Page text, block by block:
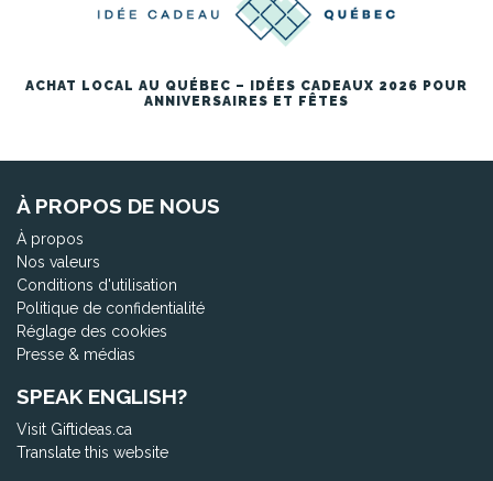
ACHAT LOCAL AU QUÉBEC – IDÉES CADEAUX 2026 POUR
ANNIVERSAIRES ET FÊTES
À PROPOS DE NOUS
À propos
Nos valeurs
Conditions d'utilisation
Politique de confidentialité
Réglage des cookies
Presse & médias
SPEAK ENGLISH?
Visit Giftideas.ca
Translate this website